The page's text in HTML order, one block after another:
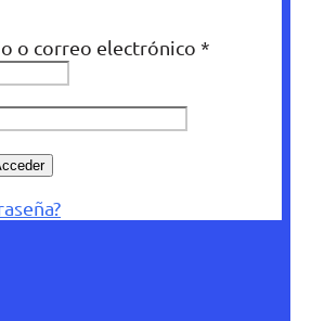
o correo electrónico *